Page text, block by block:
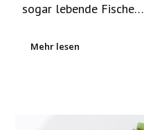
sogar lebende Fische…
Mehr lesen